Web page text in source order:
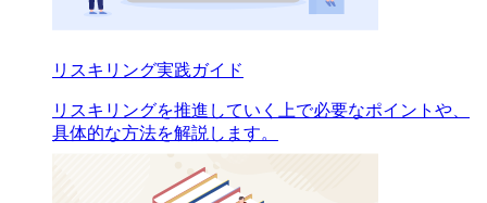
リスキリング実践ガイド
リスキリングを推進していく上で必要なポイントや、
具体的な方法を解説します。